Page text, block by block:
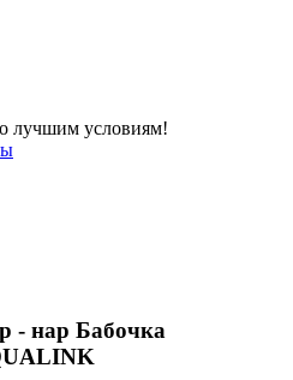
лучшим условиям!
- нар Бабочка